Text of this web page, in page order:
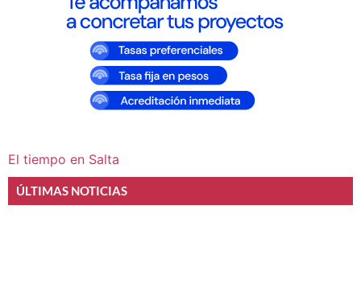
El tiempo en Salta
ÚLTIMAS NOTICIAS